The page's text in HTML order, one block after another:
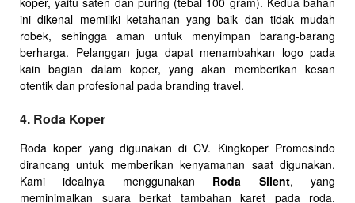
ini dikenal memiliki ketahanan yang baik dan tidak mudah
robek, sehingga aman untuk menyimpan barang-barang
berharga. Pelanggan juga dapat menambahkan logo pada
kain bagian dalam koper, yang akan memberikan kesan
otentik dan profesional pada branding travel.
4. Roda Koper
Roda koper yang digunakan di CV. Kingkoper Promosindo
dirancang untuk memberikan kenyamanan saat digunakan.
Kami idealnya menggunakan Roda Silent, yang
meminimalkan suara berkat tambahan karet pada roda.